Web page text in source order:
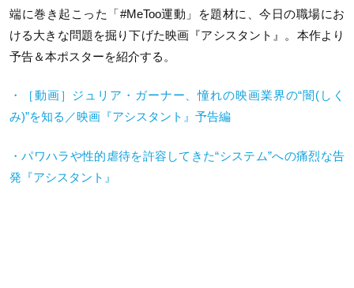
端に巻き起こった「#MeToo運動」を題材に、今日の職場にお
ける大きな問題を掘り下げた映画『アシスタント』。本作より
予告＆本ポスターを紹介する。
・［動画］ジュリア・ガーナー、憧れの映画業界の“闇(しく
み)”を知る／映画『アシスタント』予告編
・パワハラや性的虐待を許容してきた“システム”への痛烈な告
発『アシスタント』